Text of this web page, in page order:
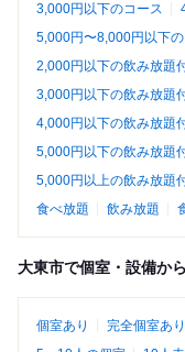
3,000円以下のコース
5,000円〜8,000円以下
2,000円以下の飲み放題
3,000円以下の飲み放題
4,000円以下の飲み放題
5,000円以下の飲み放題
5,000円以上の飲み放題
食べ放題
飲み放題
大東市で個室・設備か
個室あり 完全個室あり